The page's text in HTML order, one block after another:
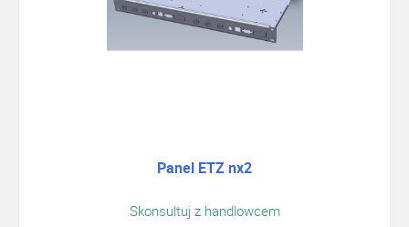
Panel ETZ nx2
Skonsultuj z handlowcem